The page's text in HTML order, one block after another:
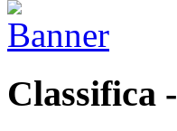
Classifica